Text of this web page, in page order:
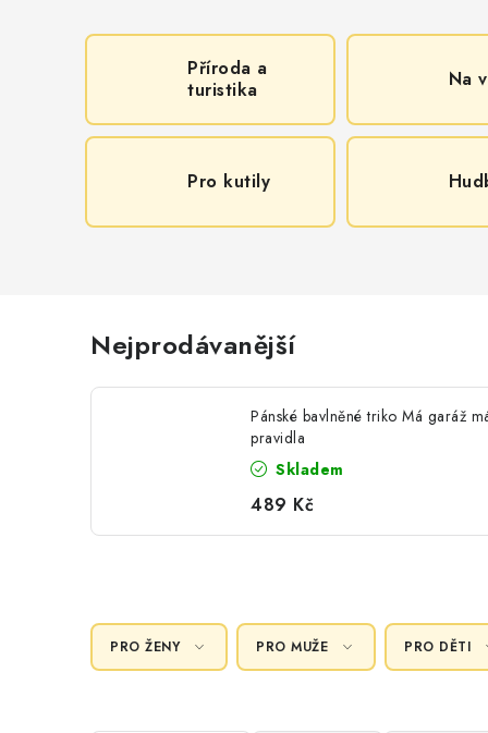
Příroda a
turistika
Na
Pro kutily
Nejprodávanější
Pánské bavlněné triko Má garáž
pravidla
Skladem
489 Kč
PRO ŽENY PRO MUŽE PRO DĚTI